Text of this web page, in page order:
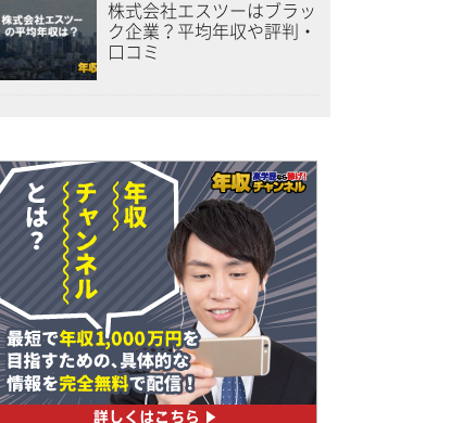
株式会社エスツーはブラッ
ク企業？平均年収や評判・
口コミ